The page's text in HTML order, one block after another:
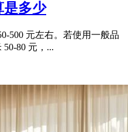
是多少
500 元左右。若使用一般品
80 元，...